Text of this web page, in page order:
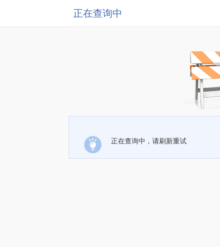
正在查询中
正在查询中，请刷新重试